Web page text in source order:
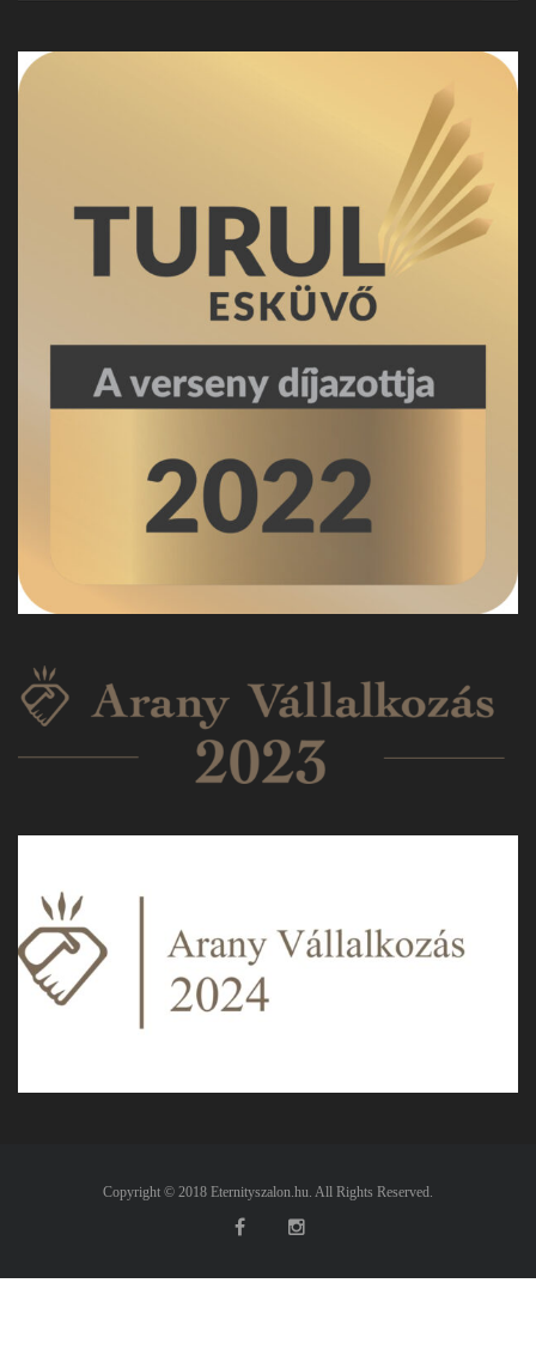
Copyright © 2018 Eternityszalon.hu. All Rights Reserved.